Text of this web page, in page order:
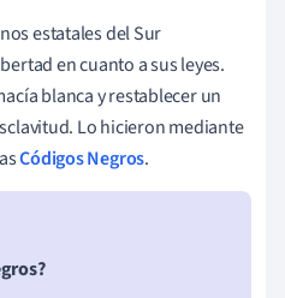
estatales del Sur
en cuanto a sus leyes.
blanca y restablecer un
Lo hicieron mediante
Códigos Negros.